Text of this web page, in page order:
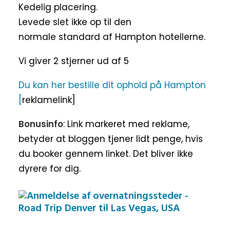
Kedelig placering.
Levede slet ikke op til den
normale standard af Hampton hotellerne.
Vi giver 2 stjerner ud af 5
Du kan her bestille dit ophold på Hampton
reklamelink]
Bonusinfo: Link markeret med reklame,
betyder at bloggen tjener lidt penge, hvis
du booker gennem linket. Det bliver ikke
dyrere for dig.